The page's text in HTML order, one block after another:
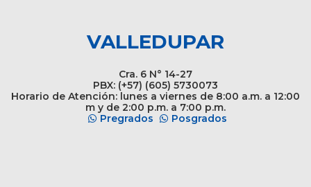
VALLEDUPAR
Cra. 6 N° 14-27
PBX: (+57) (605) 5730073
Horario de Atención: lunes a viernes de 8:00 a.m. a 12:00
m y de 2:00 p.m. a 7:00 p.m.
Pregrados
Posgrados